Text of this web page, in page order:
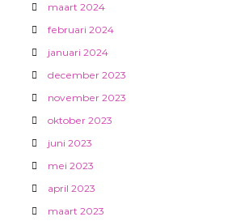
maart 2024
februari 2024
januari 2024
december 2023
november 2023
oktober 2023
juni 2023
mei 2023
april 2023
maart 2023